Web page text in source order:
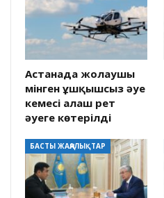
Астанада жолаушы
мінген ұшқышсыз әуе
кемесі алғаш рет
әуеге көтерілді
БАСТЫ ЖАҢАЛЫҚТАР